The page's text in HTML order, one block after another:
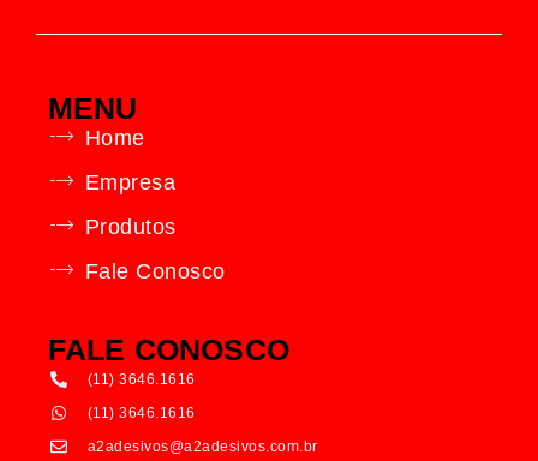
MENU
Home
Empresa
Produtos
Fale Conosco
FALE CONOSCO
(11) 3646.1616
(11) 3646.1616
a2adesivos@a2adesivos.com.br